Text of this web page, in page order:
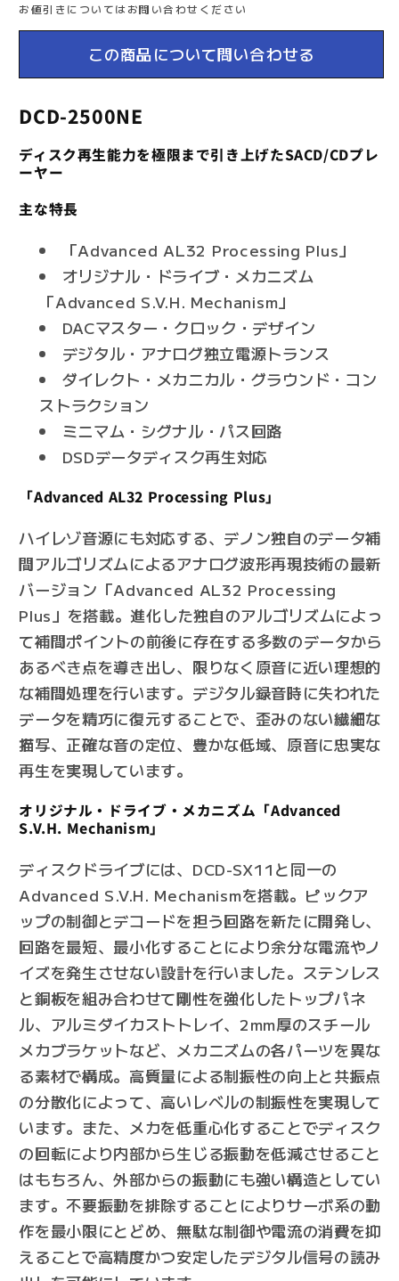
数
ら
す
数
量
や
す
お値引きについてはお問い合わせください
この商品について問い合わせる
DCD-2500NE
ディスク再生能力を極限まで引き上げたSACD/CDプレ
ーヤー
主な特長
「Advanced AL32 Processing Plus」
オリジナル・ドライブ・メカニズム
「Advanced S.V.H. Mechanism」
DACマスター・クロック・デザイン
デジタル・アナログ独立電源トランス
ダイレクト・メカニカル・グラウンド・コン
ストラクション
ミニマム・シグナル・パス回路
DSDデータディスク再生対応
「Advanced AL32 Processing Plus」
ハイレゾ音源にも対応する、デノン独自のデータ補
間アルゴリズムによるアナログ波形再現技術の最新
バージョン「Advanced AL32 Processing
Plus」を搭載。進化した独自のアルゴリズムによっ
て補間ポイントの前後に存在する多数のデータから
あるべき点を導き出し、限りなく原音に近い理想的
な補間処理を行います。デジタル録音時に失われた
データを精巧に復元することで、歪みのない繊細な
描写、正確な音の定位、豊かな低域、原音に忠実な
再生を実現しています。
オリジナル・ドライブ・メカニズム「Advanced
S.V.H. Mechanism」
ディスクドライブには、DCD-SX11と同一の
Advanced S.V.H. Mechanismを搭載。ピックア
ップの制御とデコードを担う回路を新たに開発し、
回路を最短、最小化することにより余分な電流やノ
イズを発生させない設計を行いました。ステンレス
と銅板を組み合わせて剛性を強化したトップパネ
ル、アルミダイカストトレイ、2mm厚のスチール
メカブラケットなど、メカニズムの各パーツを異な
る素材で構成。高質量による制振性の向上と共振点
の分散化によって、高いレベルの制振性を実現して
います。また、メカを低重心化することでディスク
の回転により内部から生じる振動を低減させること
はもちろん、外部からの振動にも強い構造としてい
ます。不要振動を排除することによりサーボ系の動
作を最小限にとどめ、無駄な制御や電流の消費を抑
えることで高精度かつ安定したデジタル信号の読み